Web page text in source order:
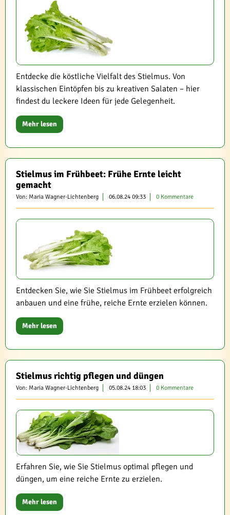
Entdecke die köstliche Vielfalt des Stielmus. Von
klassischen Eintöpfen bis zu kreativen Salaten – hier
findest du leckere Ideen für jede Gelegenheit.
Mehr lesen
Stielmus im Frühbeet: Frühe Ernte leicht
gemacht
Von: Maria Wagner-Lichtenberg 06.08.24 09:33 0 Kommentare
Entdecken Sie, wie Sie Stielmus im Frühbeet erfolgreich
anbauen und eine frühe, reiche Ernte erzielen können.
Mehr lesen
Stielmus richtig pflegen und düngen
Von: Maria Wagner-Lichtenberg 05.08.24 18:03 0 Kommentare
Erfahren Sie, wie Sie Stielmus optimal pflegen und
düngen, um eine reiche Ernte zu erzielen.
Mehr lesen